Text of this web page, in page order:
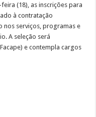
(18), as inscrições para
à contratação
nos serviços, programas e
A seleção será
e contempla cargos